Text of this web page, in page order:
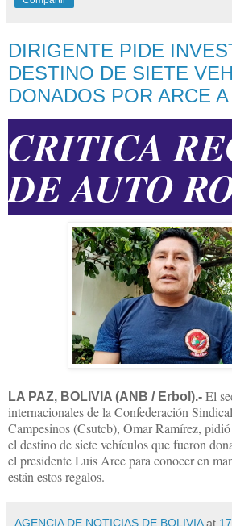
DIRIGENTE PIDE
DESTINO DE SIETE
DONADOS POR ARCE
CRITICA
DE AUTO
LA PAZ, BOLIVIA (ANB / Erbol).- El
internacionales de la Confederación
Campesinos (Csutcb), Omar Ramírez,
el destino de siete vehículos que fueron
el presidente Luis Arce para conocer en
están estos regalos.
AGENCIA DE NOTICIAS DE BOLIVIA at